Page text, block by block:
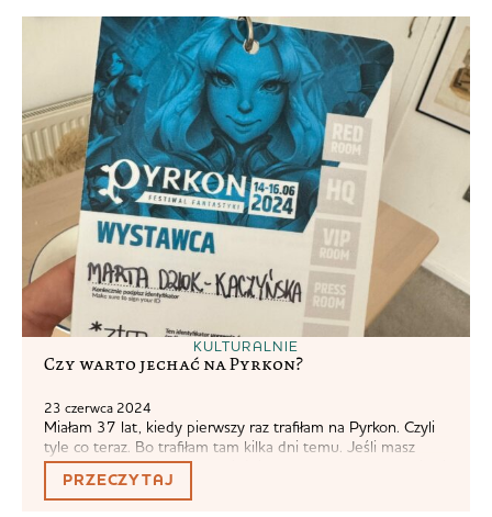
który oczywiście nie jest dworem średniowiecznym.
Napisał o...
KULTURALNIE
Czy warto jechać na Pyrkon?
23 czerwca 2024
Miałam 37 lat, kiedy pierwszy raz trafiłam na Pyrkon. Czyli
tyle co teraz. Bo trafiłam tam kilka dni temu. Jeśli masz
mało czasu lub cierpisz na ciężki przypadek tl:dr, odpowiedź
jest krótka. Warto. Odpowiedź dłuższa: Tak. Warto. Bardzo
warto.Miałam ten wyjazd mocno po kosztach. Nie płaciłam
PRZECZYTAJ